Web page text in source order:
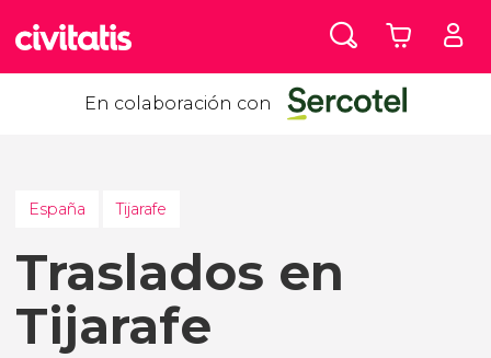
En colaboración con
España Tijarafe
Traslados en
Tijarafe